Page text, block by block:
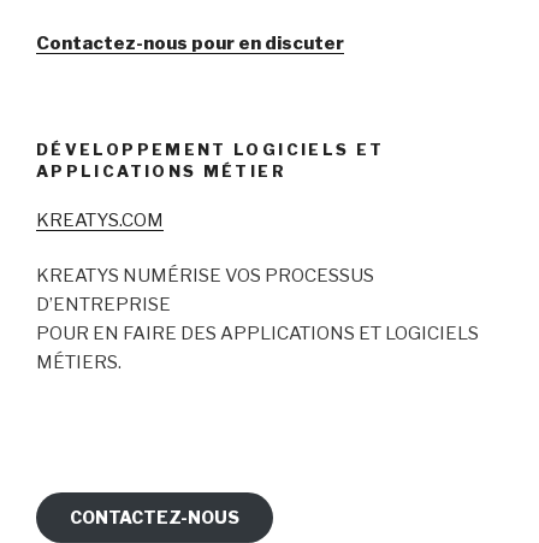
Contactez-nous pour en discuter
DÉVELOPPEMENT LOGICIELS ET
APPLICATIONS MÉTIER
KREATYS.COM
KREATYS NUMÉRISE VOS PROCESSUS
D’ENTREPRISE
POUR EN FAIRE DES APPLICATIONS ET LOGICIELS
MÉTIERS.
CONTACTEZ-NOUS